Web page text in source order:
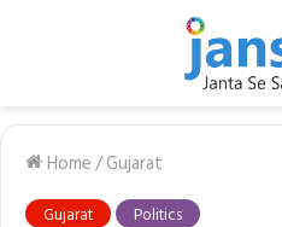
Home/Gujarat
Gujarat Politics